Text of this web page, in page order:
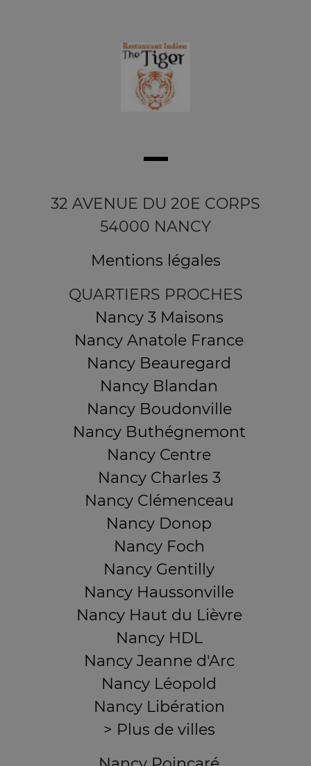
32 AVENUE DU 20E CORPS
54000 NANCY
Mentions légales
QUARTIERS PROCHES
Nancy 3 Maisons
Nancy Anatole France
Nancy Beauregard
Nancy Blandan
Nancy Boudonville
Nancy Buthégnemont
Nancy Centre
Nancy Charles 3
Nancy Clémenceau
Nancy Donop
Nancy Foch
Nancy Gentilly
Nancy Haussonville
Nancy Haut du Lièvre
Nancy HDL
Nancy Jeanne d'Arc
Nancy Léopold
Nancy Libération
> Plus de villes